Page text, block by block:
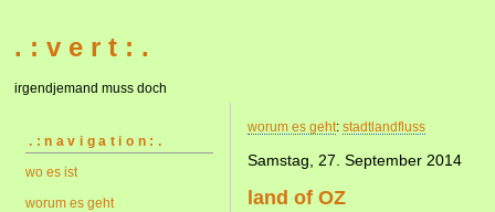
. : v e r t : .
irgendjemand muss doch
.:navigation:.
wo es ist
worum es geht
worum es geht: stadtlandfluss
Samstag, 27. September 2014
land of OZ